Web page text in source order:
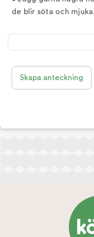
de blir söta och mjuka.
Skapa anteckning